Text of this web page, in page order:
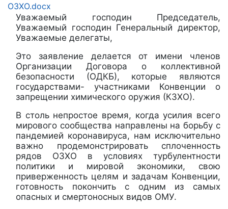
ОЗХО.docx
Уважаемый господин Председатель,
Уважаемый господин Генеральный директор,
Уважаемые делегаты,
Это заявление делается от имени членов
Организации Договора о коллективной
безопасности (ОДКБ), которые являются
государствами- участниками Конвенции о
запрещении химического оружия (КЗХО).
В столь непростое время, когда усилия всего
мирового сообщества направлены на борьбу с
пандемией коронавируса, нам исключительно
важно продемонстрировать сплоченность
рядов ОЗХО в условиях турбулентности
политики и мировой экономики, свою
приверженность целям и задачам Конвенции,
готовность покончить с одним из самых
опасных и смертоносных видов ОМУ.